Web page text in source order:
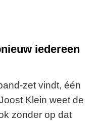
iedereen
zet vindt, één
Klein weet de
zonder op dat